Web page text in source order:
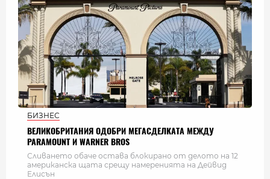
БИЗНЕС
ВЕЛИКОБРИТАНИЯ ОДОБРИ МЕГАСДЕЛКАТА МЕЖДУ
PARAMOUNT И WARNER BROS
Сливането обаче остава блокирано от делото на 12
американска щата срещу намеренията на Дейвид
Елисън